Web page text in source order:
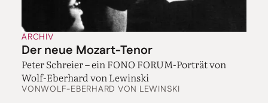
ARCHIV
Der neue Mozart-Tenor
Peter Schreier – ein FONO FORUM-Porträt von
Wolf-Eberhard von Lewinski
VONWOLF-EBERHARD VON LEWINSKI